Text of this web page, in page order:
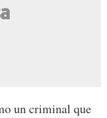
un criminal que